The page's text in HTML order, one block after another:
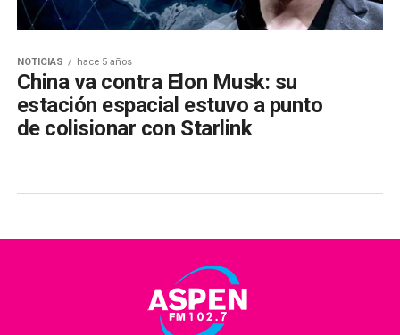
NOTICIAS hace 5 años
China va contra Elon Musk: su
estación espacial estuvo a punto
de colisionar con Starlink